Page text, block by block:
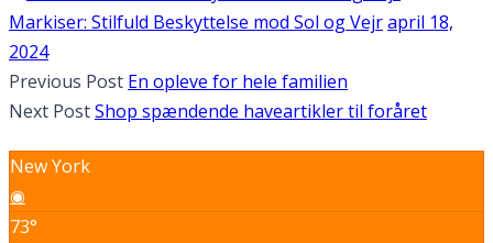
Markiser: Stilfuld Beskyttelse mod Sol og Vejrapril 18,
2024
Previous Post En opleve for hele familien
Next PostShop spændende haveartikler til foråret
New York
◉
73°